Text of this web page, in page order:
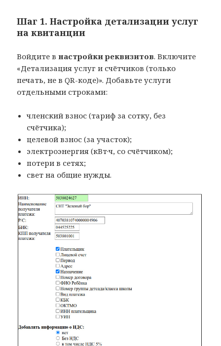
Шаг 1. Настройка детализации услуг
на квитанции
Войдите внастройки реквизитов. Включите
«Детализация услуг и счётчиков (только
печать, не в QR-коде)». Добавьте услуги
отдельными строками:
членский взнос (тариф за сотку, без
счётчика);
целевой взнос (за участок);
электроэнергия (кВт·ч, со счётчиком);
потери в сетях;
свет на общие нужды.